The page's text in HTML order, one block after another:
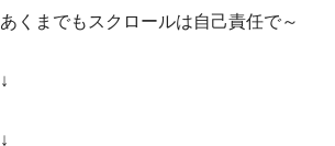
あくまでもスクロールは自己責任で～
↓
↓